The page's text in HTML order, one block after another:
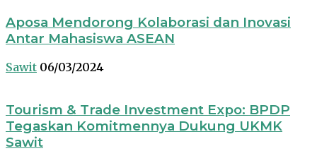
Aposa Mendorong Kolaborasi dan Inovasi
Antar Mahasiswa ASEAN
Sawit 06/03/2024
Tourism & Trade Investment Expo: BPDP
Tegaskan Komitmennya Dukung UKMK
Sawit